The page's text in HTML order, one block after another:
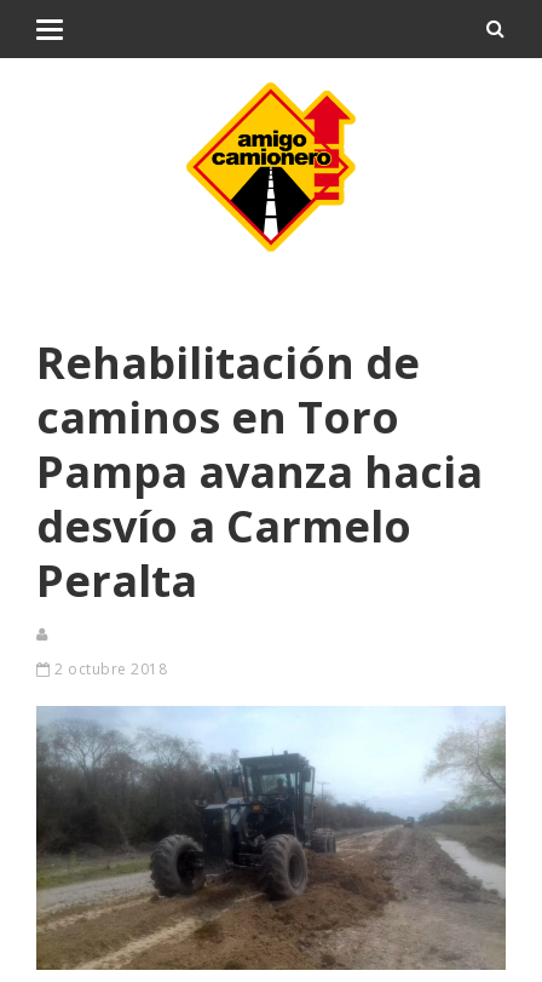
Rehabilitación de
caminos en Toro
Pampa avanza hacia
desvío a Carmelo
Peralta
2 octubre 2018